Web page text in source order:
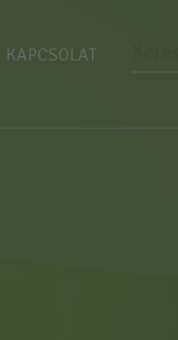
KAPCSOLAT